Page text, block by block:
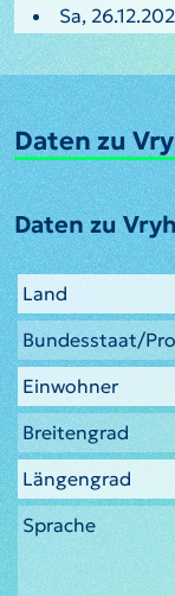
Sa,
Daten zu
Daten zu
Land
Bundesstaat/
Einwohner
Breitengrad
Längengrad
Sprache